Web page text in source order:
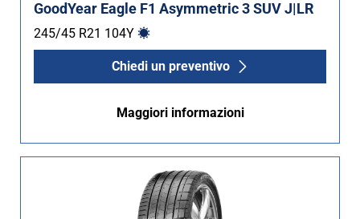
GoodYear Eagle F1 Asymmetric 3 SUV J|LR
245/45 R21 104Y
Chiedi un preventivo
Maggiori informazioni